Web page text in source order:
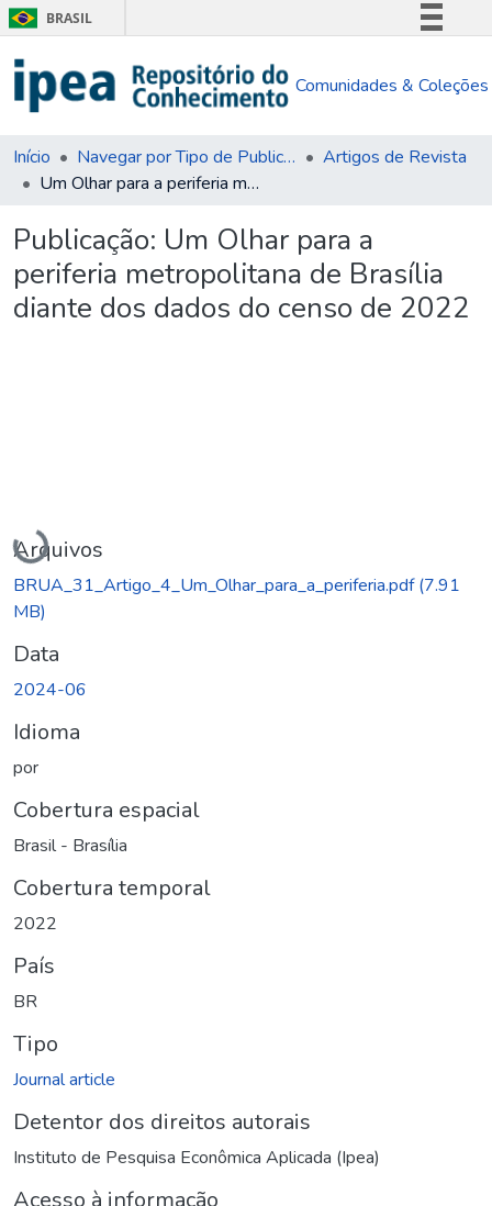
BRASIL
Comunica BR
Acesso à informação
Comunidades & Coleções
Início Navegar por Tipo de Publicação
Artigos de Revista
Um Olhar para a periferia metropolitana de Brasília diante dos dados do censo de 2022
Publicação: Um Olhar para a
periferia metropolitana de Brasília
diante dos dados do censo de 2022
Carregando...
Arquivos
BRUA_31_Artigo_4_Um_Olhar_para_a_periferia.pdf(7.91
MB)
Data
2024-06
Idioma
por
Cobertura espacial
Brasil - Brasília
Cobertura temporal
2022
País
BR
Tipo
Journal article
Detentor dos direitos autorais
Instituto de Pesquisa Econômica Aplicada (Ipea)
Acesso à informação